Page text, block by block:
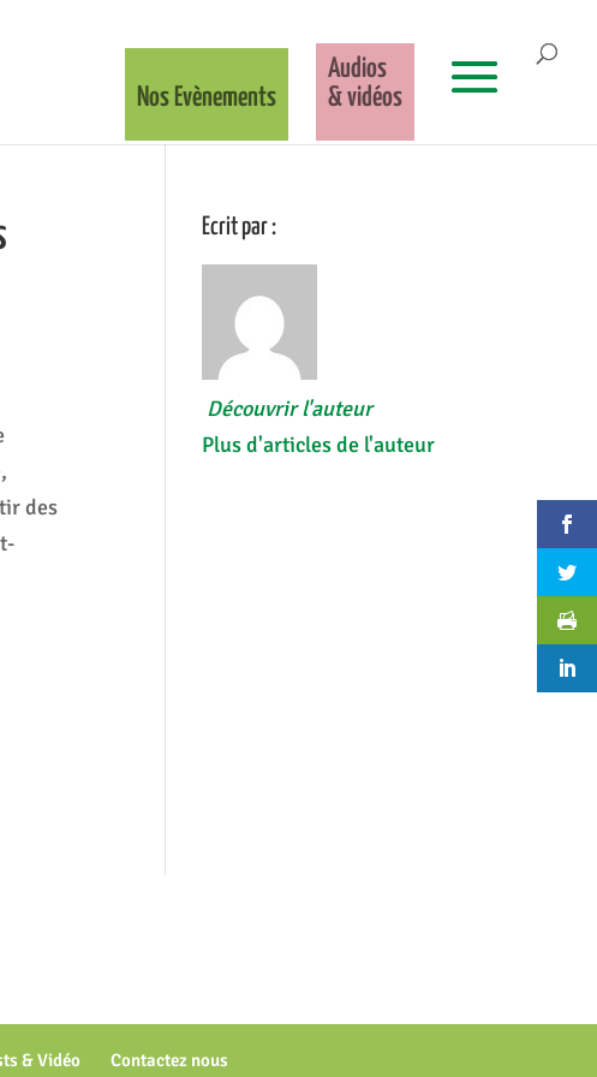
Nos Evènements
Audios
& vidéos
des
Ecrit par :
Découvrir l'auteur
Plus d'articles de l'auteur
& Vidéo Contactez nous